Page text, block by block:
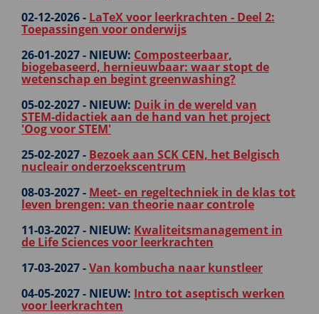
02-12-2026 - LaTeX voor leerkrachten - Deel 2:
Toepassingen voor onderwijs
26-01-2027 - NIEUW: Composteerbaar,
biogebaseerd, hernieuwbaar: waar stopt de
wetenschap en begint greenwashing?
05-02-2027 - NIEUW: Duik in de wereld van
STEM‑didactiek aan de hand van het project
'Oog voor STEM'
25-02-2027 - Bezoek aan SCK CEN, het Belgisch
nucleair onderzoekscentrum
08-03-2027 - Meet- en regeltechniek in de klas tot
leven brengen: van theorie naar controle
11-03-2027 - NIEUW: Kwaliteitsmanagement in
de Life Sciences voor leerkrachten
17-03-2027 -Van kombucha naar kunstleer
04-05-2027 - NIEUW: Intro tot aseptisch werken
voor leerkrachten